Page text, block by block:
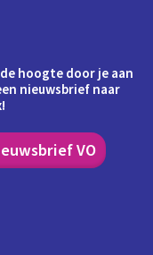
hoogte door je aan
nieuwsbrief naar
VO